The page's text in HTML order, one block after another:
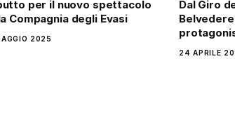
per il nuovo spettacolo
Compagnia degli Evasi
2025
Dal Giro
24 APRILE